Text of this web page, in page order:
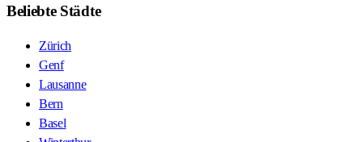
Beliebte Städte
Zürich
Genf
Lausanne
Bern
Basel